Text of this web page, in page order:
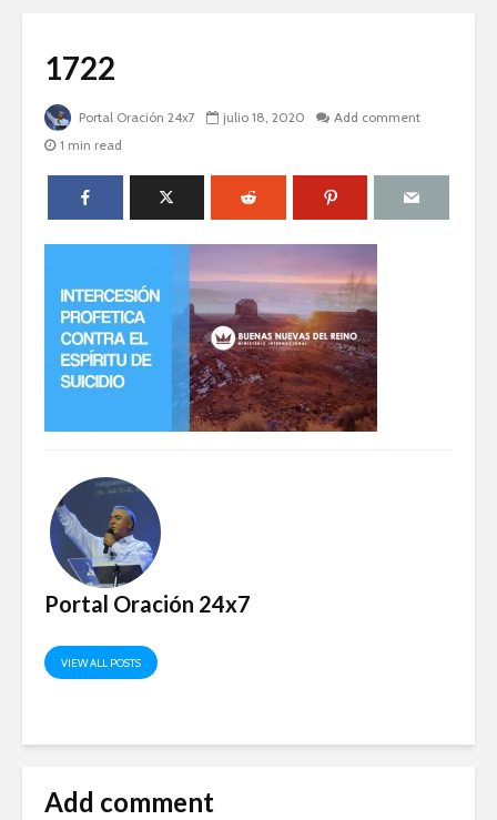
1722
Portal Oración 24x7 julio 18, 2020
Add comment
1 min read
Portal Oración 24x7
VIEW ALL POSTS
Add comment